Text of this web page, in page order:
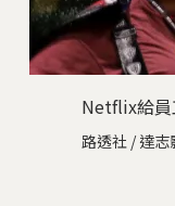
Netflix給員
路透社 / 達志